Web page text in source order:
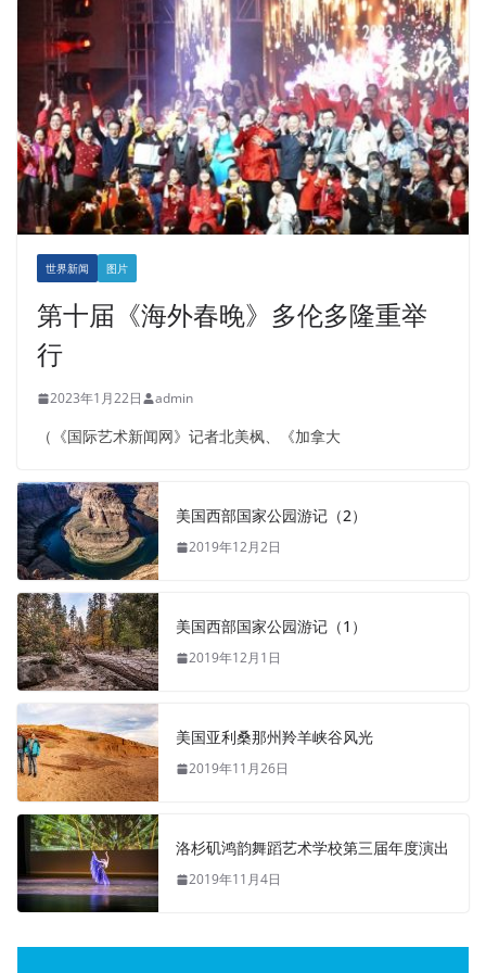
世界新闻 图片
第十届《海外春晚》多伦多隆重举
行
2023年1月22日 admin
（《国际艺术新闻网》记者北美枫、《加拿大
美国西部国家公园游记（2）
2019年12月2日
美国西部国家公园游记（1）
2019年12月1日
美国亚利桑那州羚羊峡谷风光
2019年11月26日
洛杉矶鸿韵舞蹈艺术学校第三届年度演出
2019年11月4日